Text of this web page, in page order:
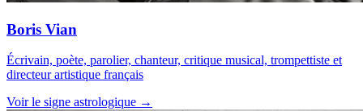
Boris Vian
Écrivain, poète, parolier, chanteur, critique musical, trompettiste et
directeur artistique français
Voir le signe astrologique →